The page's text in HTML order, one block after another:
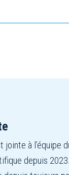
jointe à
depuis